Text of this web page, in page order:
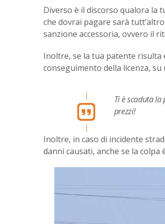
Diverso è il discorso qualora la
che dovrai pagare sarà
sanzione accessoria, ovvero il
Inoltre, se la tua patente risulta
conseguimento della licenza,
Ti è scaduta
prezzi!
Inoltre, in caso di incidente
danni causati, anche se la